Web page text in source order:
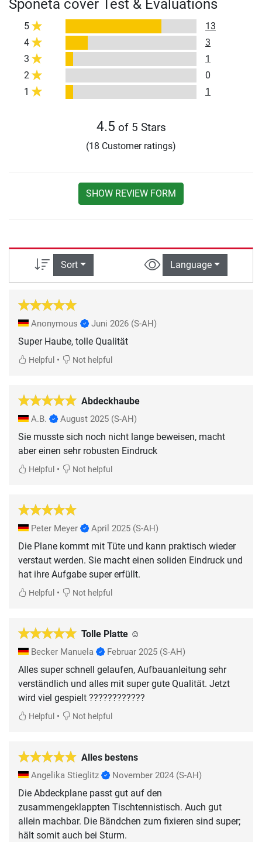
Sponeta cover Test & Evaluations
5
13
4
3
3
1
2
0
1
1
4.5 of 5 Stars
(18 Customer ratings)
SHOW REVIEW FORM
Sort Language
Anonymous Juni 2026 (S-AH)
Super Haube, tolle Qualität
Helpful • Not helpful
Abdeckhaube
A.B. August 2025 (S-AH)
Sie musste sich noch nicht lange beweisen, macht
aber einen sehr robusten Eindruck
Helpful • Not helpful
Peter Meyer April 2025 (S-AH)
Die Plane kommt mit Tüte und kann praktisch wieder
verstaut werden. Sie macht einen soliden Eindruck und
hat ihre Aufgabe super erfüllt.
Helpful • Not helpful
Tolle Platte ☺️
Becker Manuela Februar 2025 (S-AH)
Alles super schnell gelaufen, Aufbauanleitung sehr
verständlich und alles mit super gute Qualität. Jetzt
wird viel gespielt ????????????
Helpful • Not helpful
Alles bestens
Angelika Stieglitz November 2024 (S-AH)
Die Abdeckplane passt gut auf den
zusammengeklappten Tischtennistisch. Auch gut
allein machbar. Die Bändchen zum fixieren sind super;
hält somit auch bei Sturm.